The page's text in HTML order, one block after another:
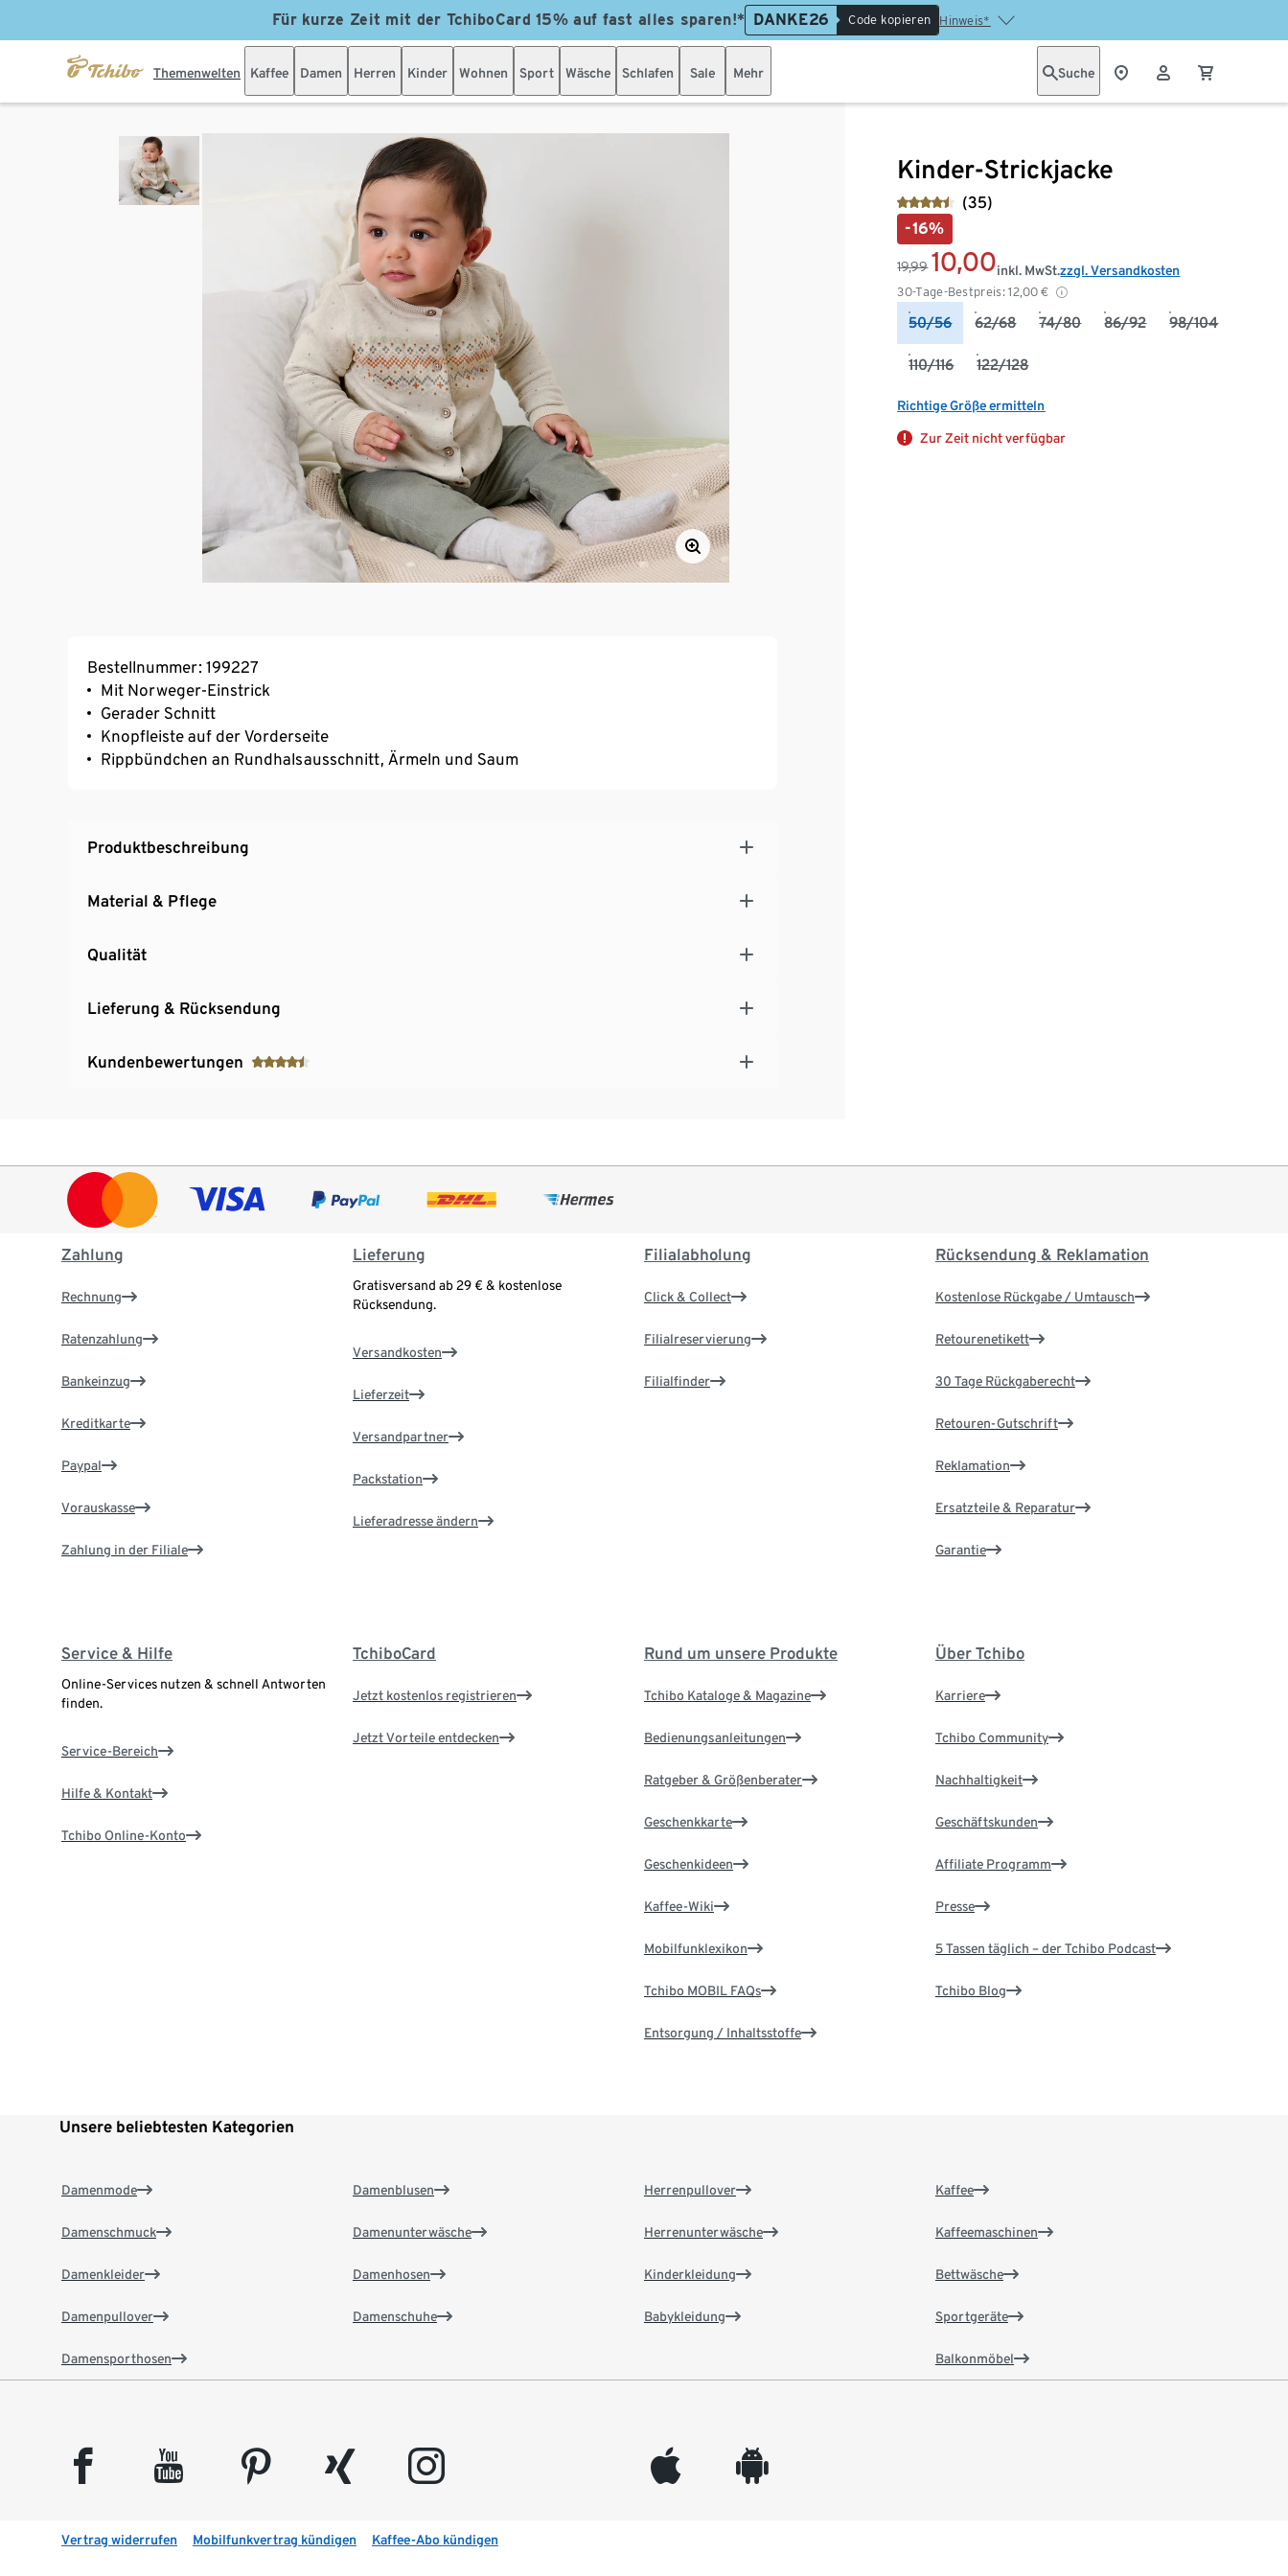
Für kurze Zeit mit der TchiboCard 15% auf fast alles sparen!* DANKE26 Code kopieren Hinweis*
Themenwelten Kaffee Damen Herren Kinder Wohnen Sport Wäsche Schlafen Sale Mehr Suche
Kinder-Strickjacke
(35)
-16%
19,99 10,00
30-Tage-Bestpreis: 12,00 €
inkl. MwSt.zzgl. Versandkosten
50/56 62/68 74/80 86/92 98/104
110/116 122/128
Richtige Größe ermitteln
Zur Zeit nicht verfügbar
Bestellnummer: 199227
Mit Norweger-Einstrick
Gerader Schnitt
Knopfleiste auf der Vorderseite
Rippbündchen an Rundhalsausschnitt, Ärmeln und Saum
Produktbeschreibung
Material & Pflege
Qualität
Lieferung & Rücksendung
Kundenbewertungen
Zahlung
Rechnung
Ratenzahlung
Bankeinzug
Kreditkarte
Paypal
Vorauskasse
Zahlung in der Filiale
Lieferung
Gratisversand ab 29 € & kostenlose
Rücksendung.
Versandkosten
Lieferzeit
Versandpartner
Packstation
Lieferadresse ändern
Filialabholung
Click & Collect
Filialreservierung
Filialfinder
Rücksendung & Reklamation
Kostenlose Rückgabe / Umtausch
Retourenetikett
30 Tage Rückgaberecht
Retouren-Gutschrift
Reklamation
Ersatzteile & Reparatur
Garantie
Service & Hilfe
Online-Services nutzen & schnell Antworten
finden.
Service-Bereich
Hilfe & Kontakt
Tchibo Online-Konto
TchiboCard
Jetzt kostenlos registrieren
Jetzt Vorteile entdecken
Rund um unsere Produkte
Tchibo Kataloge & Magazine
Bedienungsanleitungen
Ratgeber & Größenberater
Geschenkkarte
Geschenkideen
Kaffee-Wiki
Mobilfunklexikon
Tchibo MOBIL FAQs
Entsorgung / Inhaltsstoffe
Über Tchibo
Karriere
Tchibo Community
Nachhaltigkeit
Geschäftskunden
Affiliate Programm
Presse
5 Tassen täglich – der Tchibo Podcast
Tchibo Blog
Unsere beliebtesten Kategorien
Damenmode
Damenschmuck
Damenkleider
Damenpullover
Damensporthosen
Damenblusen
Damenunterwäsche
Damenhosen
Damenschuhe
Herrenpullover
Herrenunterwäsche
Kinderkleidung
Babykleidung
Kaffee
Kaffeemaschinen
Bettwäsche
Sportgeräte
Balkonmöbel
facebook youtube pinterest xing instagram appleinc android
Vertrag widerrufen Mobilfunkvertrag kündigen Kaffee-Abo kündigen